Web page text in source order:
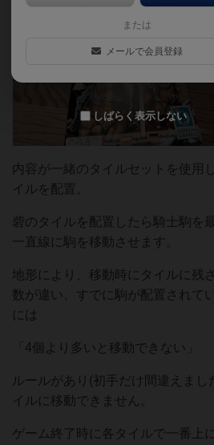
内容が一緒のタイルセットを使用
イルを配置。
砦のタイルを配置したら騎士駒を
一直線に駒を移動させます。
地形により、移動時にタイルに残
数が違い、すでに駒が配置されて
には
「4個より多いと移動できない」
ルールがあり(初手だけ間違えまし
イルに移動できません。
ゲーム終了時に各タイルで一番上
または
メールで会員登録
しばらく表示しない